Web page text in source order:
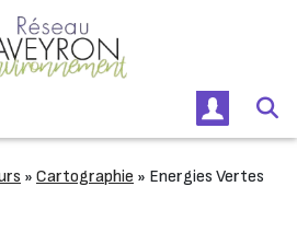
» Cartographie » Energies Vertes